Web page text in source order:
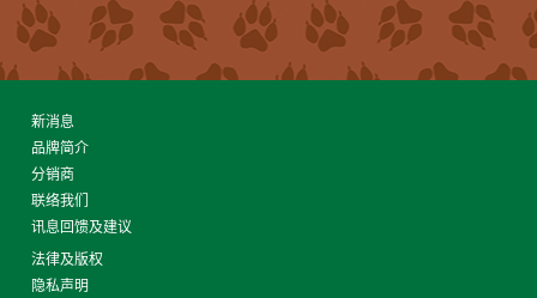
新消息
品牌简介
分销商
联络我们
讯息回馈及建议
法律及版权
隐私声明